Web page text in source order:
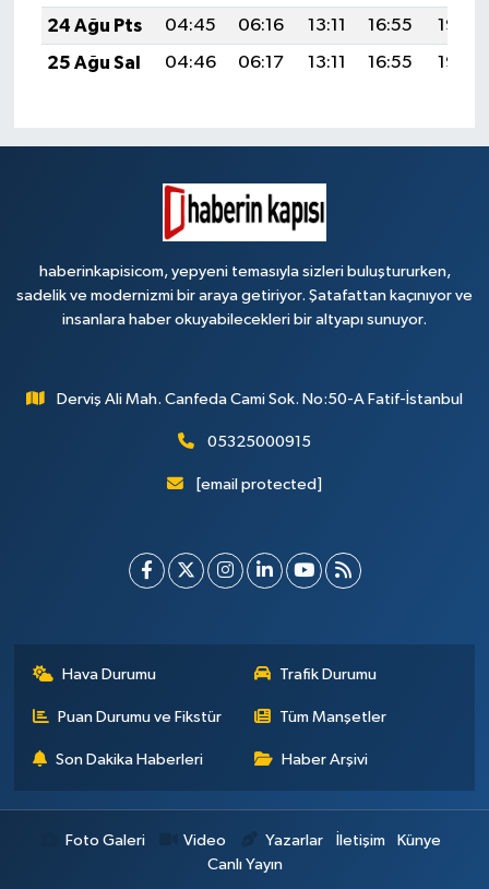
24 Ağu Pts
04:45 06:16 13:11 16:55
19:56
25 Ağu Sal
04:46 06:17 13:11 16:55 19:55
haberinkapisicom, yepyeni temasıyla sizleri buluştururken,
sadelik ve modernizmi bir araya getiriyor. Şatafattan kaçınıyor ve
insanlara haber okuyabilecekleri bir altyapı sunuyor.
Derviş Ali Mah. Canfeda Cami Sok. No:50-A Fatif-İstanbul
05325000915
[email protected]
Hava Durumu Trafik Durumu
Puan Durumu ve Fikstür Tüm Manşetler
Son Dakika Haberleri Haber Arşivi
Foto Galeri Video Yazarlar İletişim
Künye
Canlı Yayın